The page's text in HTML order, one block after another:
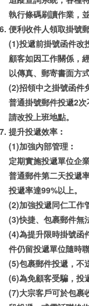
執行條碼刷讀作業，
便利收件人領取掛號
(1)投遞前掛號函件改
顧客如因工作關係，
以傳真、郵寄書面方
(2)招領中之掛號函件
普通掛號郵件投遞2
請改投上班地點。
提升投遞效率︰
(1)加強內部管理︰
定期實施投遞單位企
普通郵件第二天投遞
投遞率達99%以上。
(2)加強投遞同仁工作
(3)快捷、包裹郵件無
(4)為提升限時掛號函
件仍留投遞單位隨時
(5)包裹郵件投遞，不
(6)為免顧客受騙，投
(7)大宗客戶可於包裹